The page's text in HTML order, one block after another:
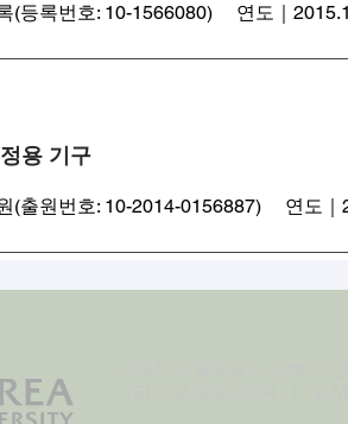
(등록번호: 10-1566080) 연도｜
용 기구
(출원번호: 10-2014-0156887) 연도｜